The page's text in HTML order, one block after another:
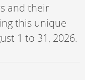
and their
this unique
1 to 31, 2026.